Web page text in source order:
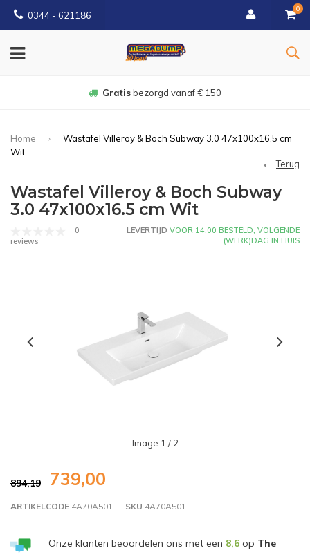
0344 - 621186
0
14 dagen
Home
Wastafel Villeroy & Boch Subway 3.0 47x100x16.5 cm
Wit
Terug
Wastafel Villeroy & Boch Subway
3.0 47x100x16.5 cm Wit
0
reviews
LEVERTIJD VOOR 14:00 BESTELD, VOLGENDE
(WERK)DAG IN HUIS
Image 1 / 2
894,19 739,00
ARTIKELCODE 4A70A501 SKU 4A70A501
Onze klanten beoordelen ons met een 8,6op The